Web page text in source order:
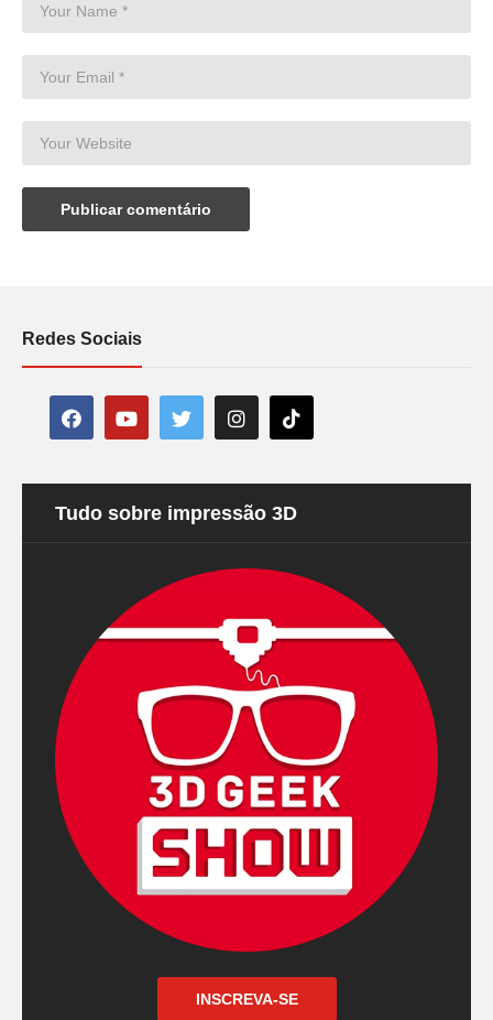
Redes Sociais
Tudo sobre impressão 3D
INSCREVA-SE